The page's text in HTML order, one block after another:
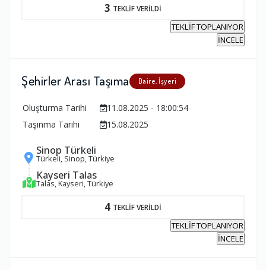
3 TEKLİF VERİLDİ
TEKLİF TOPLANIYOR
İNCELE
Şehirler Arası Taşıma Daire, İşyeri
Oluşturma Tarihi
11.08.2025 - 18:00:54
Taşınma Tarihi
15.08.2025
Sinop Türkeli
Türkeli, Sinop, Türkiye
Kayseri Talas
Talas, Kayseri, Türkiye
4 TEKLİF VERİLDİ
TEKLİF TOPLANIYOR
İNCELE